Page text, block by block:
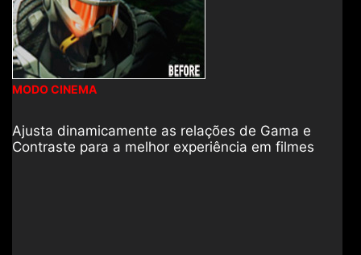
MODO CINEMA
Ajusta dinamicamente as relações de Gama e
Contraste para a melhor experiência em filmes